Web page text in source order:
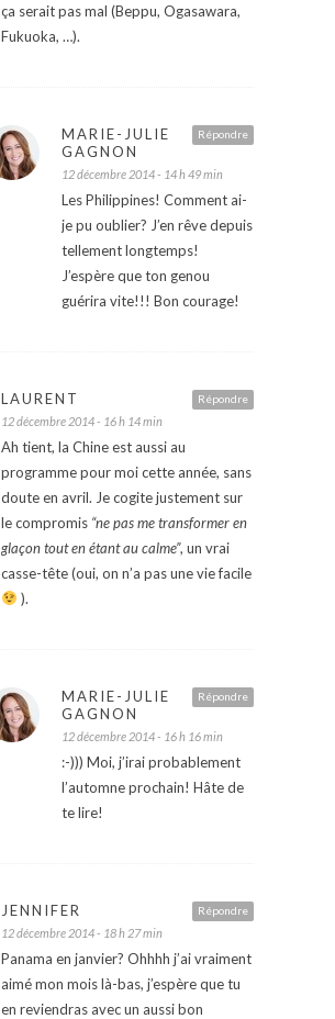
ça serait pas mal (Beppu, Ogasawara,
Fukuoka, …).
Répondre
MARIE-JULIE
GAGNON
12 décembre 2014 - 14 h 49 min
Les Philippines! Comment ai-
je pu oublier? J’en rêve depuis
tellement longtemps!
J’espère que ton genou
guérira vite!!! Bon courage!
Répondre
LAURENT
12 décembre 2014 - 16 h 14 min
Ah tient, la Chine est aussi au
programme pour moi cette année, sans
doute en avril. Je cogite justement sur
le compromis “ne pas me transformer en
glaçon tout en étant au calme”, un vrai
casse-tête (oui, on n’a pas une vie facile
).
Répondre
MARIE-JULIE
GAGNON
12 décembre 2014 - 16 h 16 min
:-))) Moi, j’irai probablement
l’automne prochain! Hâte de
te lire!
Répondre
JENNIFER
12 décembre 2014 - 18 h 27 min
Panama en janvier? Ohhhh j’ai vraiment
aimé mon mois là-bas, j’espère que tu
en reviendras avec un aussi bon